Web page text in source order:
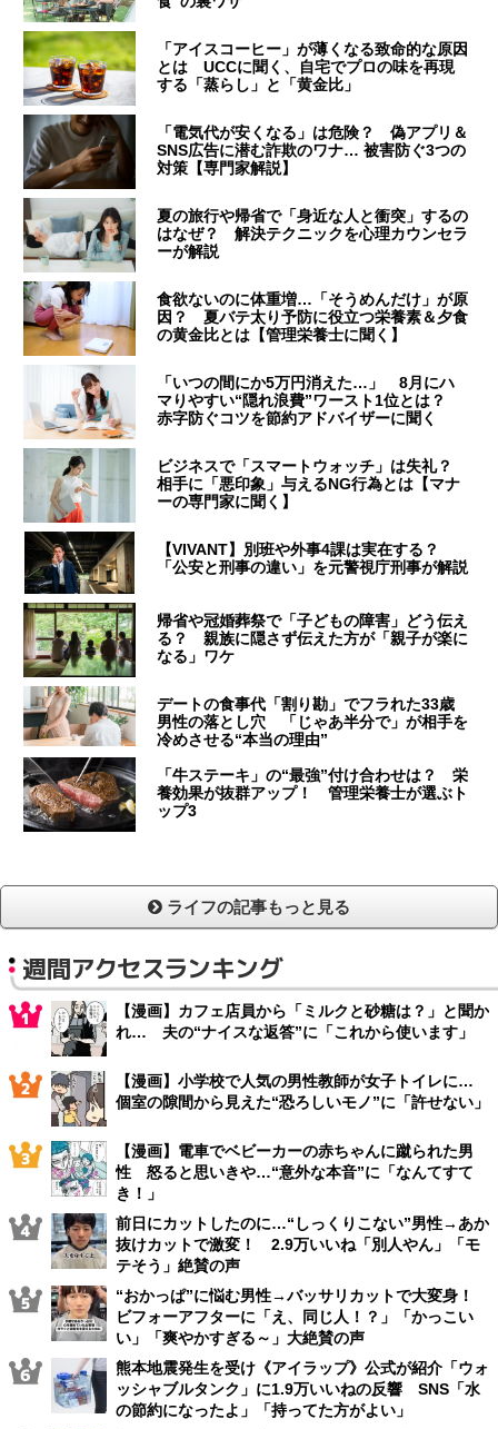
「アイスコーヒー」が薄くなる致命的な原因
とは UCCに聞く、自宅でプロの味を再現
する「蒸らし」と「黄金比」
「電気代が安くなる」は危険？ 偽アプリ＆
SNS広告に潜む詐欺のワナ… 被害防ぐ3つの
対策【専門家解説】
夏の旅行や帰省で「身近な人と衝突」するの
はなぜ？ 解決テクニックを心理カウンセラ
ーが解説
食欲ないのに体重増…「そうめんだけ」が原
因？ 夏バテ太り予防に役立つ栄養素＆夕食
の黄金比とは【管理栄養士に聞く】
「いつの間にか5万円消えた…」 8月にハ
マりやすい“隠れ浪費”ワースト1位とは？
赤字防ぐコツを節約アドバイザーに聞く
ビジネスで「スマートウォッチ」は失礼？
相手に「悪印象」与えるNG行為とは【マナ
ーの専門家に聞く】
【VIVANT】別班や外事4課は実在する？
「公安と刑事の違い」を元警視庁刑事が解説
帰省や冠婚葬祭で「子どもの障害」どう伝え
る？ 親族に隠さず伝えた方が「親子が楽に
なる」ワケ
デートの食事代「割り勘」でフラれた33歳
男性の落とし穴 「じゃあ半分で」が相手を
冷めさせる“本当の理由”
「牛ステーキ」の“最強”付け合わせは？ 栄
養効果が抜群アップ！ 管理栄養士が選ぶト
ップ3
ライフの記事もっと見る
週間アクセスランキング
【漫画】カフェ店員から「ミルクと砂糖は？」と聞か
れ… 夫の“ナイスな返答”に「これから使います」
【漫画】小学校で人気の男性教師が女子トイレに…
個室の隙間から見えた“恐ろしいモノ”に「許せない」
【漫画】電車でベビーカーの赤ちゃんに蹴られた男
性 怒ると思いきや…“意外な本音”に「なんてすて
き！」
前日にカットしたのに…“しっくりこない”男性→あか
抜けカットで激変！ 2.9万いいね「別人やん」「モ
テそう」絶賛の声
“おかっぱ”に悩む男性→バッサリカットで大変身！
ビフォーアフターに「え、同じ人！？」「かっこい
い」「爽やかすぎる～」大絶賛の声
熊本地震発生を受け《アイラップ》公式が紹介「ウォ
ッシャブルタンク」に1.9万いいねの反響 SNS「水
の節約になったよ」「持ってた方がよい」